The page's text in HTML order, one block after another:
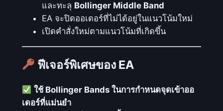
p
n
g
และทะลุ Bollinger Middle Band
EA จะปิดออเดอร์ที่ไม่ได้อยู่ในแนวโน้มใหม่
เปิดคำสั่งใหม่ตามแนวโน้มที่เกิดขึ้น
ฟีเจอร์พิเศษของ EA
ใช้ Bollinger Bands ในการกำหนดจุดเข้าออ
เดอร์ที่แม่นยำ